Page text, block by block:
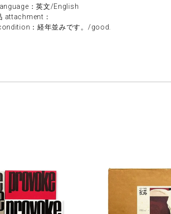
：英文/English
attachment：
：経年並みです。/good.